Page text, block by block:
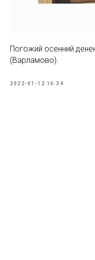
Погожий осенний
(Варламово).
2022-01-12 16:34